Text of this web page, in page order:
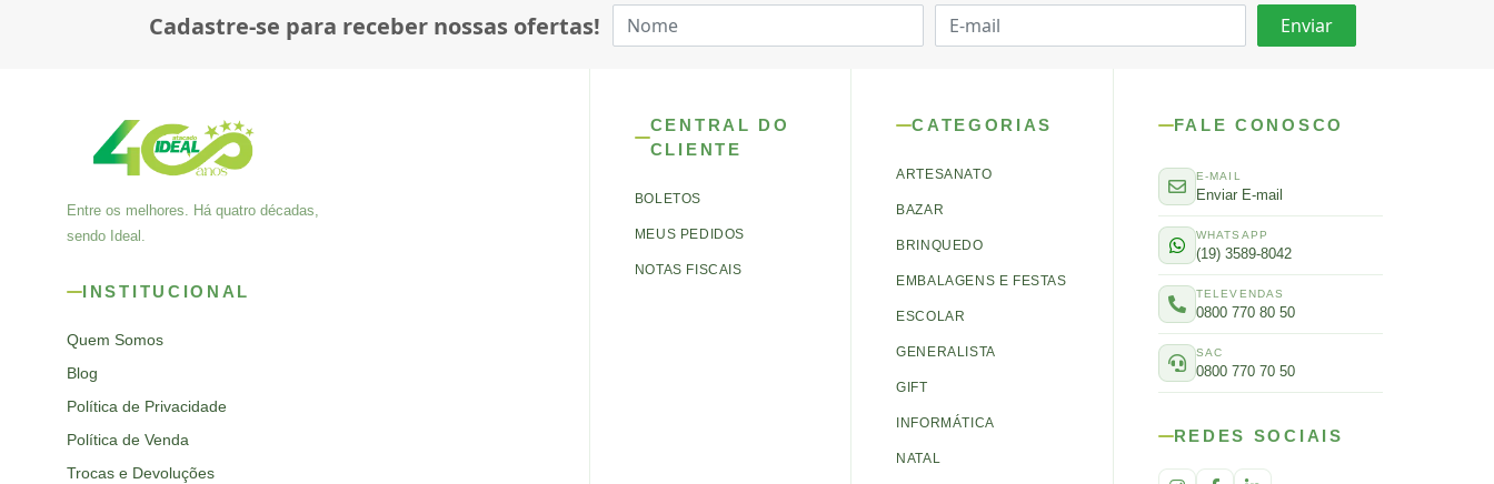
Cadastre-se para receber nossas ofertas!
Entre os melhores. Há quatro décadas,
sendo Ideal.
INSTITUCIONAL
Quem Somos
Blog
Política de Privacidade
Política de Venda
Trocas e Devoluções
CENTRAL DO
CLIENTE
BOLETOS
MEUS PEDIDOS
NOTAS FISCAIS
CATEGORIAS
ARTESANATO
BAZAR
BRINQUEDO
EMBALAGENS E FESTAS
ESCOLAR
GENERALISTA
GIFT
INFORMÁTICA
NATAL
FALE CONOSCO
E-MAIL
Enviar E-mail
WHATSAPP
(19) 3589-8042
TELEVENDAS
0800 770 80 50
SAC
0800 770 70 50
REDES SOCIAIS